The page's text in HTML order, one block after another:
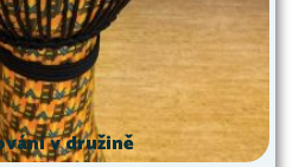
v družině